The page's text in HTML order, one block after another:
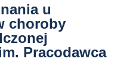
u
choroby
Pracodawca